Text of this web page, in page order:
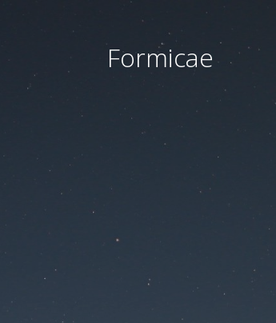
Formicae